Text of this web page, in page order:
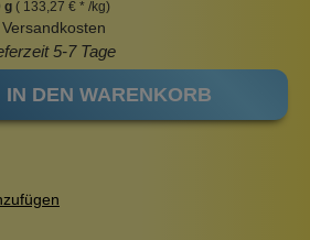
g ( 133,27 € * /kg)
5-7 Tage
IN DEN WARENKORB